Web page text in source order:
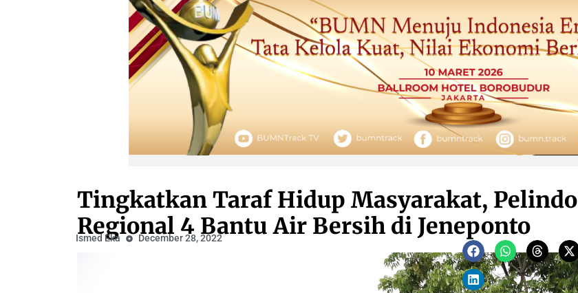
Tingkatkan Taraf Hidup Masyarakat, Pelindo
Regional 4 Bantu Air Bersih di Jeneponto
Ismed Eka December 28, 2022